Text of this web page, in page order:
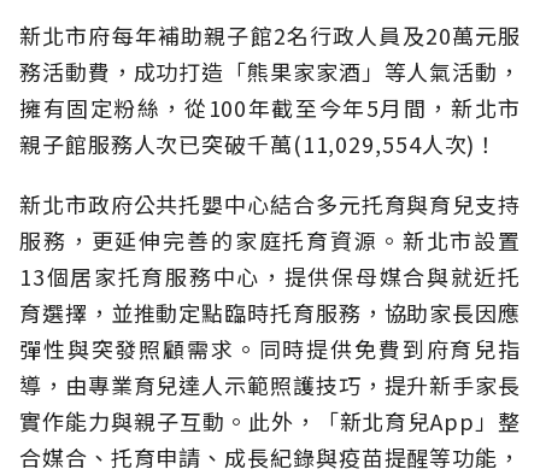
新北市府每年補助親子館2名行政人員及20萬元服
務活動費，成功打造「熊果家家酒」等人氣活動，
擁有固定粉絲，從100年截至今年5月間，新北市
親子館服務人次已突破千萬(11,029,554人次)！
新北市政府公共托嬰中心結合多元托育與育兒支持
服務，更延伸完善的家庭托育資源。新北市設置
13個居家托育服務中心，提供保母媒合與就近托
育選擇，並推動定點臨時托育服務，協助家長因應
彈性與突發照顧需求。同時提供免費到府育兒指
導，由專業育兒達人示範照護技巧，提升新手家長
實作能力與親子互動。此外，「新北育兒App」整
合媒合、托育申請、成長紀錄與疫苗提醒等功能，